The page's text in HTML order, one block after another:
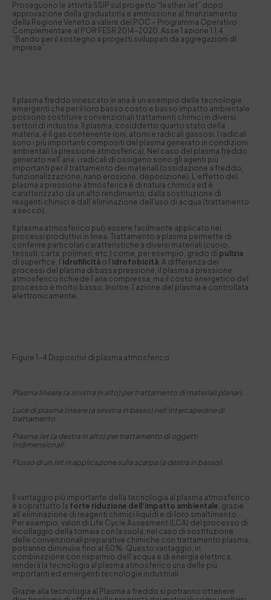
Proseguono le attività SSIP sul progetto “leather Jet” dopo
approvazione della graduatoria e ammissione al finanziamento
della Regione Veneto a valere del POC – Programma Operativo
Complementare al POR FESR 2014-2020. Asse 1 azione 1.1.4
“Bando per il sostegno a progetti sviluppati da aggregazioni di
imprese”.
Il plasma freddo innescato in aria è un esempio delle tecnologie
emergenti che per il loro basso costo e basso impatto ambientale
possono sostituire convenzionali trattamenti chimici in diversi
settori di industria. Il plasma, cosiddetto quarto stato della
materia, è il gas contenente ioni, atomi e radicali gassosi. I radicali
sono i più importanti compositi del plasma generato in condizioni
ambientali (a pressione atmosferica). Nel caso del plasma freddo
generato nell’aria, i radicali di ossigeno sono gli agenti più
importanti per il trattamento dei materiali (ossidazione a freddo,
funzionalizzazione, nano erosione, deposizione). L’effetto del
plasma a pressione atmosferica è di natura chimica ed è
caratterizzato da un alto rendimento, dalla sostituzione di
reagenti chimici e dall’eliminazione dell’uso di acqua (trattamento
a secco).
Il plasma atmosferico può essere facilmente applicato nei
processi produttivi in linea. Trattamento a plasma permette di
conferire particolari caratteristiche a diversi materiali (cuoio,
tessuti, carta, polimeri, etc.) come, per esempio, grado di pulizia
di superfice, l’idrofilicità o l’idrofobicità. A differenza dei
processi del plasma di bassa pressione, il plasma a pressione
atmosferico richiede l’aria compressa, ma il costo energetico del
processo è molto basso. Inoltre, l’azione del plasma è controllata
elettronicamente.
Figure 1-4 Dispositivi di plasma atmosferico
Plasma lineare (a sinistra in alto) per trattamento di materiali planari.
Luce di plasma lineare (a sinistra in basso) nell’intercapedine di
trattamento.
Plasma Jet (a destra in alto) per trattamento di oggetti
tridimensionali.
Flusso di un Jet in applicazione sulla scarpa (a destra in basso).
Il vantaggio più importante della tecnologia al plasma atmosferico
è soprattutto la forte riduzione dell’impatto ambientale, grazie
all’eliminazione di reagenti chimici liquidi e di loro smaltimento.
Per esempio, valori di Life Cycle Assesment (LCA) del processo di
incollaggio della tomaia con la suola, nel caso di sostituzione
delle convenzionali preparative chimiche con trattamento plasma,
potranno diminuire fino al 50%. Questo vantaggio, in
combinazione con risparmio dell’acqua e di energia elettrica,
renderà la tecnologia al plasma atmosferico una delle più
importanti ed emergenti tecnologie industriali.
Grazie alla tecnologia al Plasma a freddo si potranno ottenere